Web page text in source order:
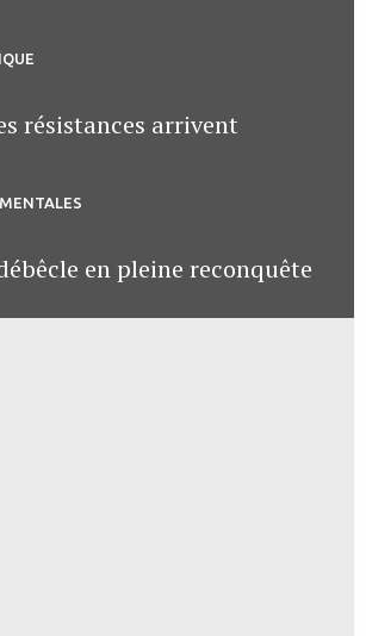
résistances arrivent
en pleine reconquête